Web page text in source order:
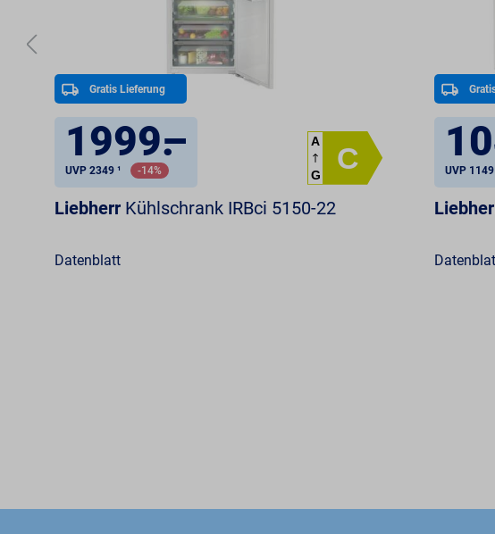
Gratis Lieferung
1999.
–
UVP 2349 ¹ -14% C
A
G
LiebherrKühlschrank IRBci 5150-22
Datenblatt
UVP 1149